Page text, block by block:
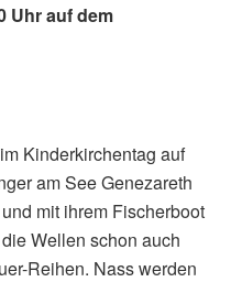
Uhr auf dem
Kinderkirchentag auf
am See Genezareth
mit ihrem Fischerboot
Wellen schon auch
Reihen. Nass werden